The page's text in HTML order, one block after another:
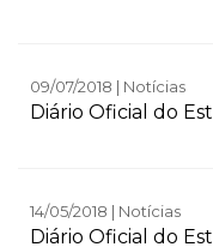
09/07/2018 | Notícias
Diário Oficial do
14/05/2018 | Notícias
Diário Oficial do